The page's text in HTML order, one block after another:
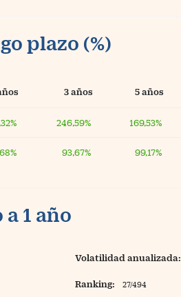
plazo (%)
3 años 5 años
246,59% 169,53%
93,67% 99,17%
1 año
Volatilidad anualizada:
Ranking: 27/494